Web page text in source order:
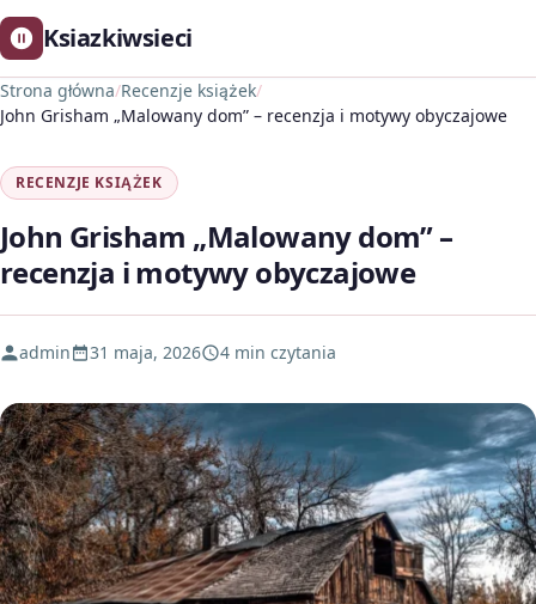
Ksiazkiwsieci
Strona główna/Recenzje książek/
John Grisham „Malowany dom” – recenzja i motywy obyczajowe
RECENZJE KSIĄŻEK
John Grisham „Malowany dom” –
recenzja i motywy obyczajowe
admin 31 maja, 2026 4 min czytania